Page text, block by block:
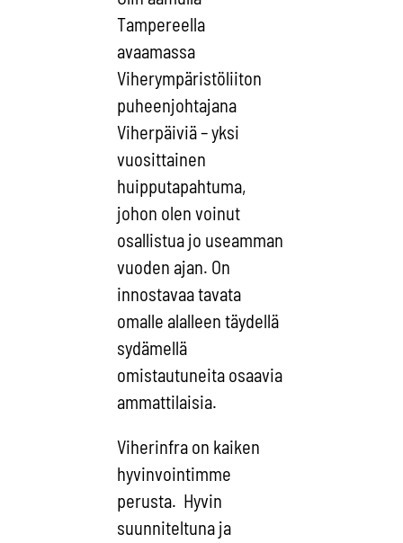
Tampereella
avaamassa
Viherympäristöliiton
puheenjohtajana
Viherpäiviä – yksi
vuosittainen
huipputapahtuma,
johon olen voinut
osallistua jo useamman
vuoden ajan. On
innostavaa tavata
omalle alalleen täydellä
sydämellä
omistautuneita osaavia
ammattilaisia.
Viherinfra on kaiken
hyvinvointimme
perusta. Hyvin
suunniteltuna ja